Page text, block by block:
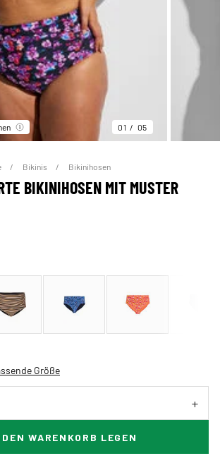
01 05
Bikinis Bikinihosen
BIKINIHOSEN MIT MUSTER
Größe
WARENKORB LEGEN